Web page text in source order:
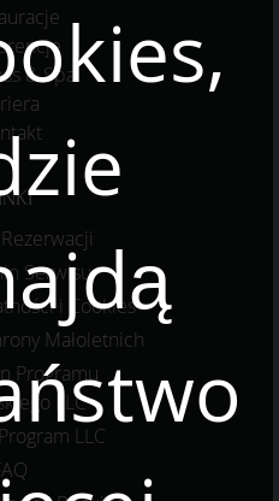
& Spa
Serwisu
i Cookies
Małoletnich
Programu
LLC
LLC